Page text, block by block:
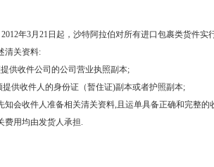
年3月21日起，沙特阿拉伯对所有进口包裹类货件实
清关资料:
供收件公司的公司营业执照副本;
供收件人的身份证（暂住证)副本或者护照副本;
知会收件人准备相关清关资料,且运单具备正确和完整
费用均由发货人承担.